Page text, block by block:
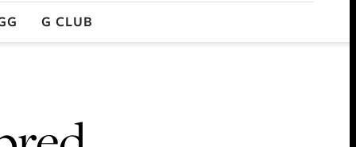
G CLUB